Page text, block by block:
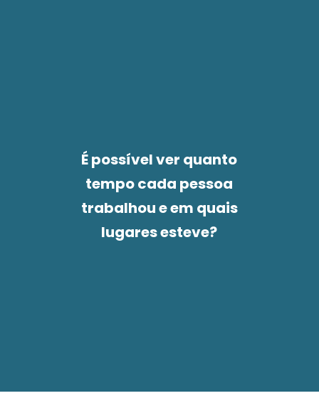
É possível ver quanto
tempo cada pessoa
trabalhou e em quais
lugares esteve?